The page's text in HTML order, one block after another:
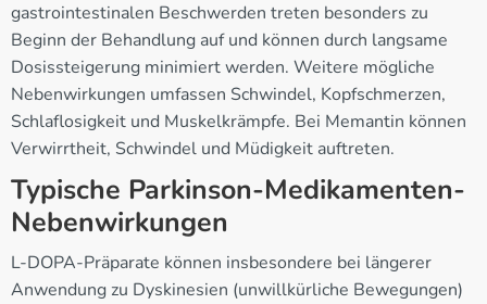
gastrointestinalen Beschwerden treten besonders zu
Beginn der Behandlung auf und können durch langsame
Dosissteigerung minimiert werden. Weitere mögliche
Nebenwirkungen umfassen Schwindel, Kopfschmerzen,
Schlaflosigkeit und Muskelkrämpfe. Bei Memantin können
Verwirrtheit, Schwindel und Müdigkeit auftreten.
Typische Parkinson-Medikamenten-
Nebenwirkungen
L-DOPA-Präparate können insbesondere bei längerer
Anwendung zu Dyskinesien (unwillkürliche Bewegungen)